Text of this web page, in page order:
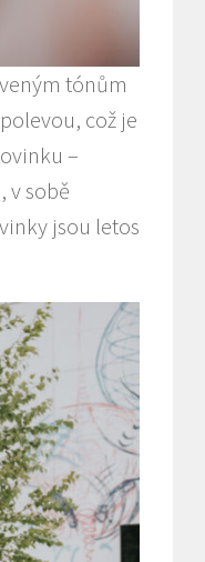
tónům
což je
–
v sobě
jsou letos